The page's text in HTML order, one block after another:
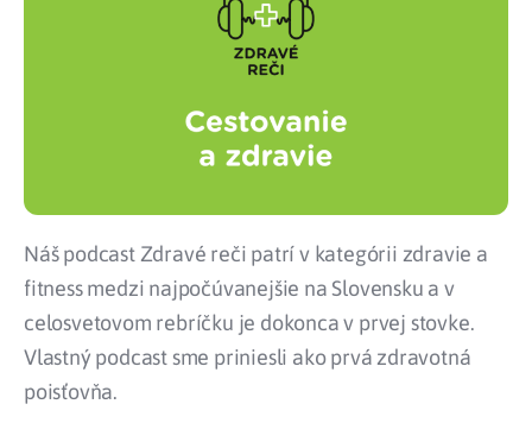
Náš podcast Zdravé reči patrí v kategórii zdravie a
fitness medzi najpočúvanejšie na Slovensku a v
celosvetovom rebríčku je dokonca v prvej stovke.
Vlastný podcast sme priniesli ako prvá zdravotná
poisťovňa.